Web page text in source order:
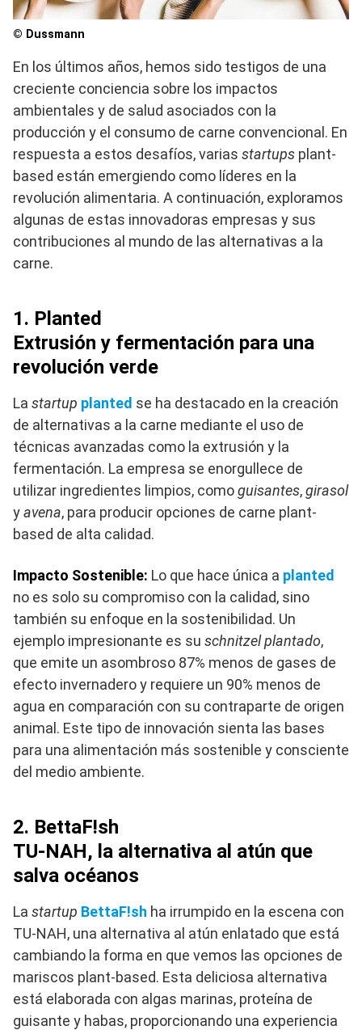
© Dussmann
En los últimos años, hemos sido testigos de una
creciente conciencia sobre los impactos
ambientales y de salud asociados con la
producción y el consumo de carne convencional. En
respuesta a estos desafíos, varias startups plant-
based están emergiendo como líderes en la
revolución alimentaria. A continuación, exploramos
algunas de estas innovadoras empresas y sus
contribuciones al mundo de las alternativas a la
carne.
1. Planted
Extrusión y fermentación para una
revolución verde
La startup planted se ha destacado en la creación
de alternativas a la carne mediante el uso de
técnicas avanzadas como la extrusión y la
fermentación. La empresa se enorgullece de
utilizar ingredientes limpios, comoguisantes,girasol
yavena, para producir opciones de carne plant-
based de alta calidad.
Impacto Sostenible: Lo que hace única a planted
no es solo su compromiso con la calidad, sino
también su enfoque en la sostenibilidad. Un
ejemplo impresionante es su schnitzel plantado,
que emite un asombroso 87% menos de gases de
efecto invernadero y requiere un 90% menos de
agua en comparación con su contraparte de origen
animal. Este tipo de innovación sienta las bases
para una alimentación más sostenible y consciente
del medio ambiente.
2. BettaF!sh
TU-NAH, la alternativa al atún que
salva océanos
La startup BettaF!sh ha irrumpido en la escena con
TU-NAH, una alternativa al atún enlatado que está
cambiando la forma en que vemos las opciones de
mariscos plant-based. Esta deliciosa alternativa
está elaborada con algas marinas, proteína de
guisante y habas, proporcionando una experiencia